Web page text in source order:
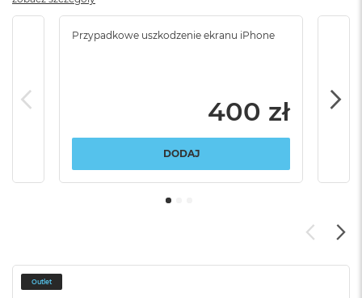
Przypadkowe uszkodzenie ekranu iPhone
400 zł
DODAJ
Outlet